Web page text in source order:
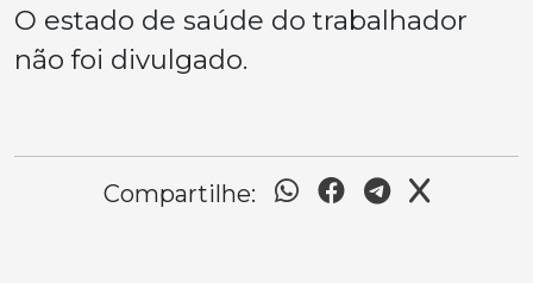
O estado de saúde do trabalhador
não foi divulgado.
Compartilhe: